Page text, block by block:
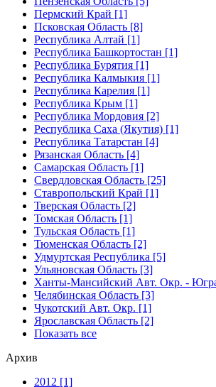
Пермский Край [1]
Псковская Область [8]
Республика Алтай [1]
Республика Башкортостан [1]
Республика Бурятия [1]
Республика Калмыкия [1]
Республика Карелия [1]
Республика Крым [1]
Республика Мордовия [2]
Республика Саха (Якутия) [1]
Республика Татарстан [4]
Рязанская Область [4]
Самарская Область [1]
Свердловская Область [25]
Ставропольский Край [1]
Тверская Область [2]
Томская Область [1]
Тульская Область [1]
Тюменская Область [2]
Удмуртская Республика [5]
Ульяновская Область [3]
Ханты-Мансийский Авт. Окр. -
Челябинская Область [3]
Чукотский Авт. Окр. [1]
Ярославская Область [2]
Показать все
Архив
2012 [1]